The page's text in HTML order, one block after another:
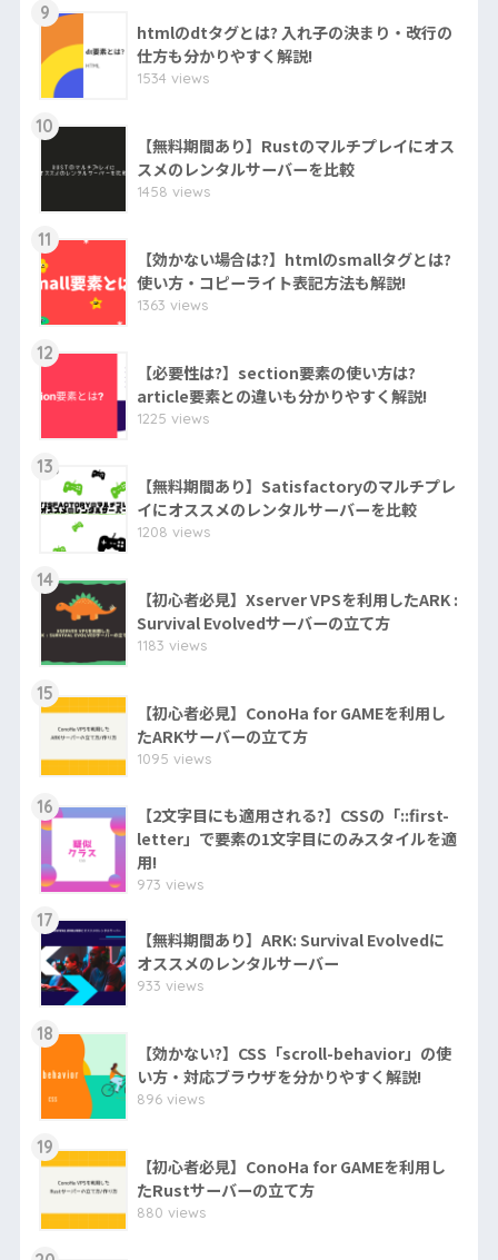
9
htmlのdtタグとは? 入れ子の決まり・改行の
仕方も分かりやすく解説!
1534 views
10
【無料期間あり】Rustのマルチプレイにオス
スメのレンタルサーバーを比較
1458 views
11
【効かない場合は?】htmlのsmallタグとは?
使い方・コピーライト表記方法も解説!
1363 views
12
【必要性は?】section要素の使い方は?
article要素との違いも分かりやすく解説!
1225 views
13
【無料期間あり】Satisfactoryのマルチプレ
イにオススメのレンタルサーバーを比較
1208 views
14
【初心者必見】Xserver VPSを利用したARK :
Survival Evolvedサーバーの立て方
1183 views
15
【初心者必見】ConoHa for GAMEを利用し
たARKサーバーの立て方
1095 views
16
【2文字目にも適用される?】CSSの「::first-
letter」で要素の1文字目にのみスタイルを適
用!
973 views
17
【無料期間あり】ARK: Survival Evolvedに
オススメのレンタルサーバー
933 views
18
【効かない?】CSS「scroll-behavior」の使
い方・対応ブラウザを分かりやすく解説!
896 views
19
【初心者必見】ConoHa for GAMEを利用し
たRustサーバーの立て方
880 views